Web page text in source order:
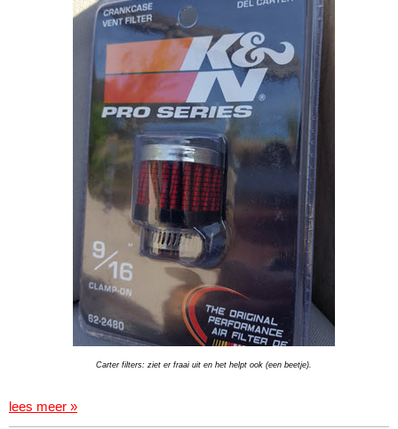
Carter filters: ziet er fraai uit en het helpt ook (een beetje).
lees meer »